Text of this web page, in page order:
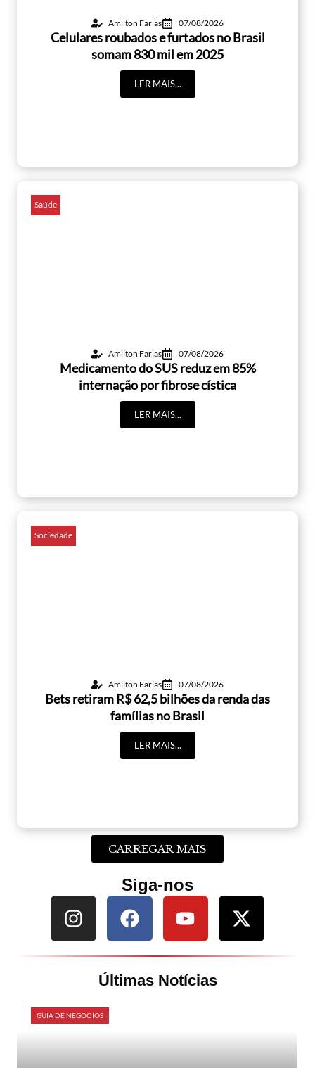
Amilton Farias 07/08/2026
Celulares roubados e furtados no Brasil
somam 830 mil em 2025
LER MAIS...
Saúde
Amilton Farias 07/08/2026
Medicamento do SUS reduz em 85%
internação por fibrose cística
LER MAIS...
Sociedade
Amilton Farias 07/08/2026
Bets retiram R$ 62,5 bilhões da renda das
famílias no Brasil
LER MAIS...
CARREGAR MAIS
Siga-nos
Últimas Notícias
GUIA DE NEGÓCIOS